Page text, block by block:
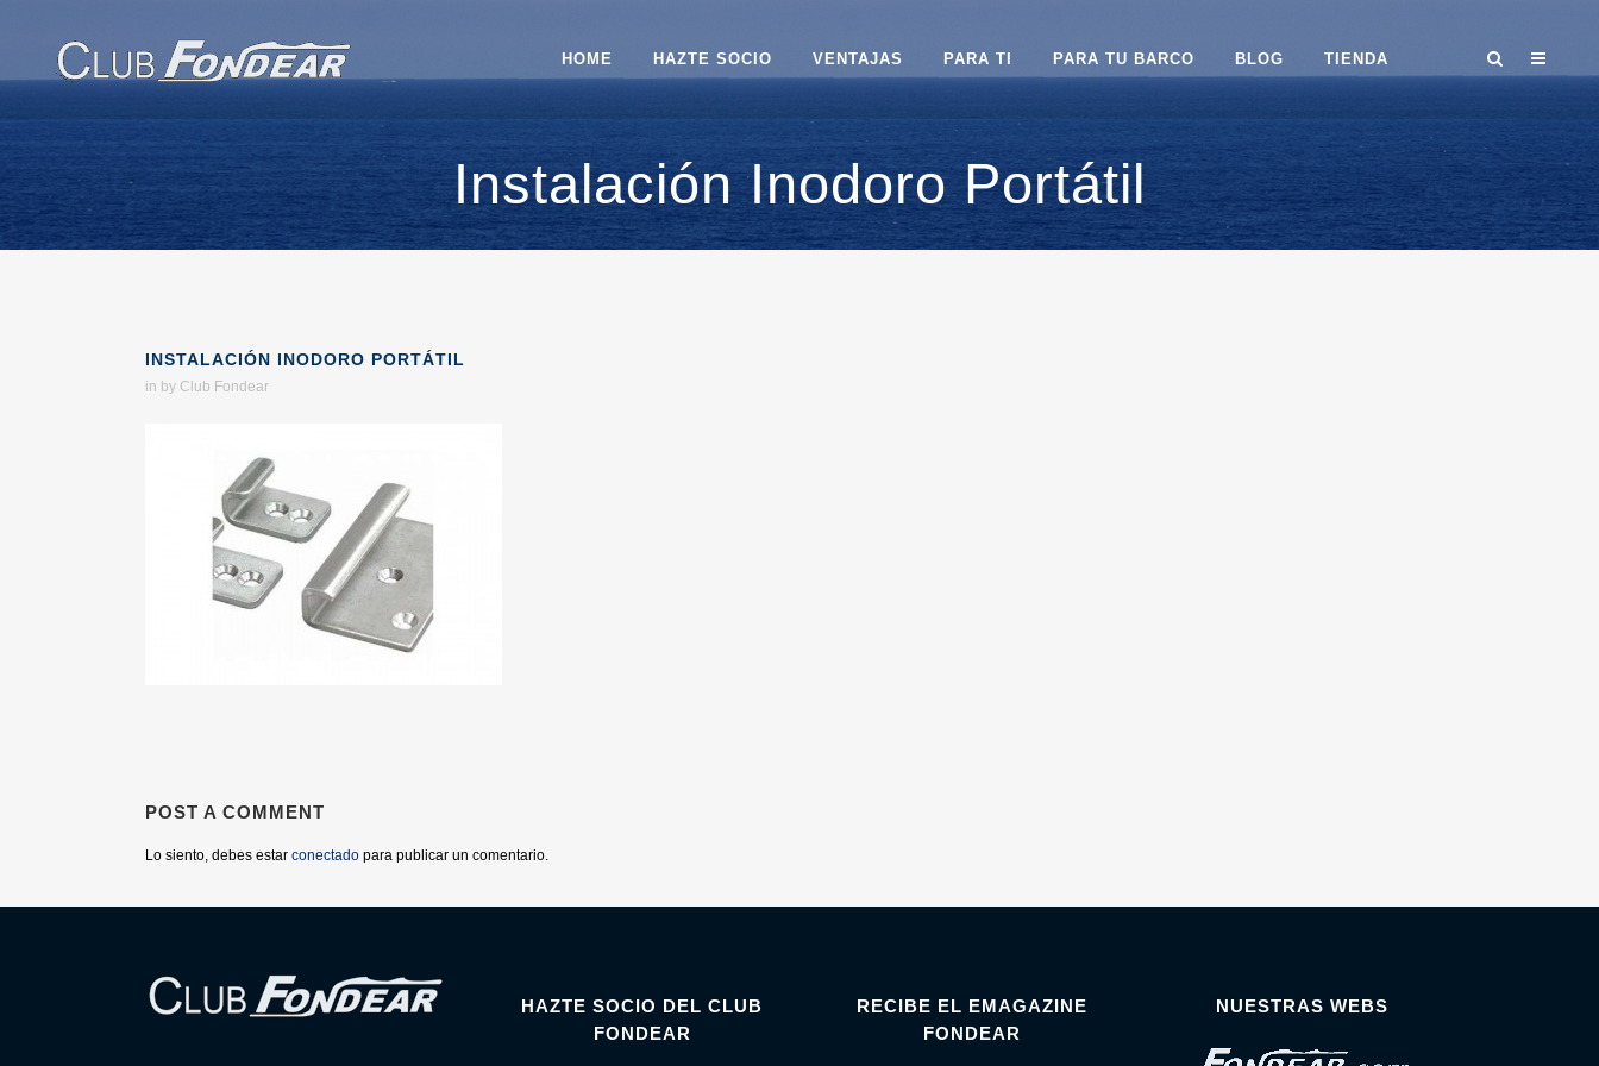
HOME HAZTE SOCIO VENTAJAS PARA TI PARA TU BARCO BLOG TIENDA
Instalación Inodoro Portátil
INSTALACIÓN INODORO PORTÁTIL
in by Club Fondear
POST A COMMENT
Lo siento, debes estar conectado para publicar un comentario.
HAZTE SOCIO DEL CLUB
FONDEAR
RECIBE EL EMAGAZINE
FONDEAR
NUESTRAS WEBS